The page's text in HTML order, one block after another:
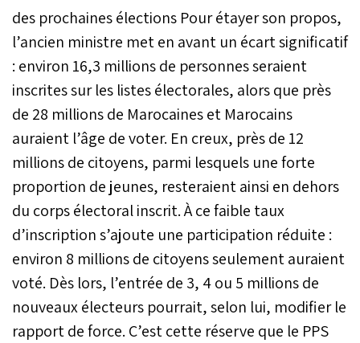
des prochaines élections Pour étayer son propos,
l’ancien ministre met en avant un écart significatif
: environ 16,3 millions de personnes seraient
inscrites sur les listes électorales, alors que près
de 28 millions de Marocaines et Marocains
auraient l’âge de voter. En creux, près de 12
millions de citoyens, parmi lesquels une forte
proportion de jeunes, resteraient ainsi en dehors
du corps électoral inscrit. À ce faible taux
d’inscription s’ajoute une participation réduite :
environ 8 millions de citoyens seulement auraient
voté. Dès lors, l’entrée de 3, 4 ou 5 millions de
nouveaux électeurs pourrait, selon lui, modifier le
rapport de force. C’est cette réserve que le PPS